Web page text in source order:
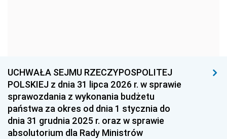
1939 1938 1937
1936 1930
UCHWAŁA SEJMU RZECZYPOSPOLITEJ
POLSKIEJ z dnia 31 lipca 2026 r. w sprawie
sprawozdania z wykonania budżetu
państwa za okres od dnia 1 stycznia do
dnia 31 grudnia 2025 r. oraz w sprawie
absolutorium dla Rady Ministrów